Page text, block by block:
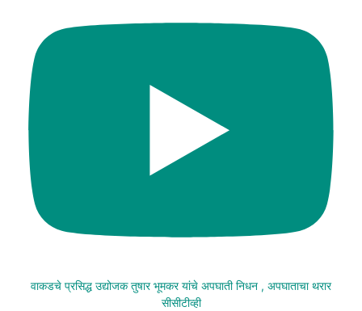
वाकडचे प्रसिद्ध उद्योजक तुषार भूमकर यांचे अपघाती निधन , अपघाताचा थरार
सीसीटीव्ही